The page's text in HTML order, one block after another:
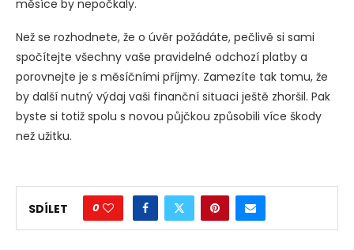
měsíce by nepočkaly.
Než se rozhodnete, že o úvěr požádáte, pečlivě si sami
spočítejte všechny vaše pravidelné odchozí platby a
porovnejte je s měsíčními příjmy. Zamezíte tak tomu, že
by další nutný výdaj vaši finanční situaci ještě zhoršil. Pak
byste si totiž spolu s novou půjčkou způsobili více škody
než užitku.
SDÍLET 0